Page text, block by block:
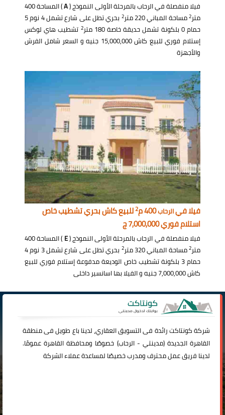
فيلا منفصلة في الرحاب بالمرحلة الأولى النموذج (A
) المساحة 400
متر2مساحة المباني 220 متر 2
بحري تطل على شارع تشمل 4 نوم 5
حمام 0 بلكونة تشمل حديقة خاصة 180 متر
2 تشطيب هاي لوكس
إستلام فوري للبيع كاش 15,000,000 جنيه و السعر شامل الفرش
والأجهزة
فيلا فيالرحاب400 م 2للبيع كاش بحري تشطيب خاص
استلام فوري 7,000,000 ج
فيلا منفصلة في الرحاب بالمرحلة الأولى النموذج (E
) المساحة 400
متر2مساحة المباني 320 متر 2
بحري تطل على شارع تشمل 3 نوم 4
حمام 3 بلكونة تشطيب خاص الوديعة مدفوعة إستلام فوري للبيع
كاش 7,000,000 جنيه و الفيلا بها اسانسير داخلى
شركةكونتاكترائدة فى التسويق العقاري، لدينا باع طويل فى منطقة
القاهرة الجديدة (مدينتي -الرحاب) خصوصًا ومحافظة القاهرة عمومًا.
لدينا فريق عمل محترف ومدرب خصيصًا لمساعدة عملاء الشركة